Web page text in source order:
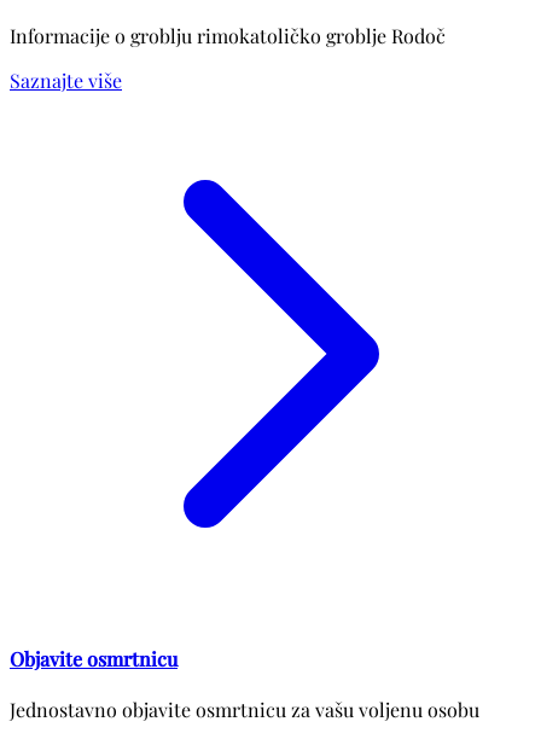
Informacije o groblju rimokatoličko groblje Rodoč
Saznajte više
Objavite osmrtnicu
Jednostavno objavite osmrtnicu za vašu voljenu osobu